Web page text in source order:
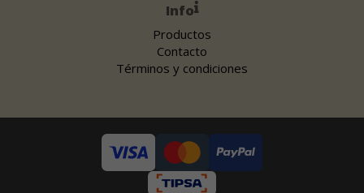
Info
Productos
Contacto
Términos y condiciones